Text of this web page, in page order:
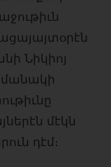
Նիկիոյ
մէկն
դէմ։